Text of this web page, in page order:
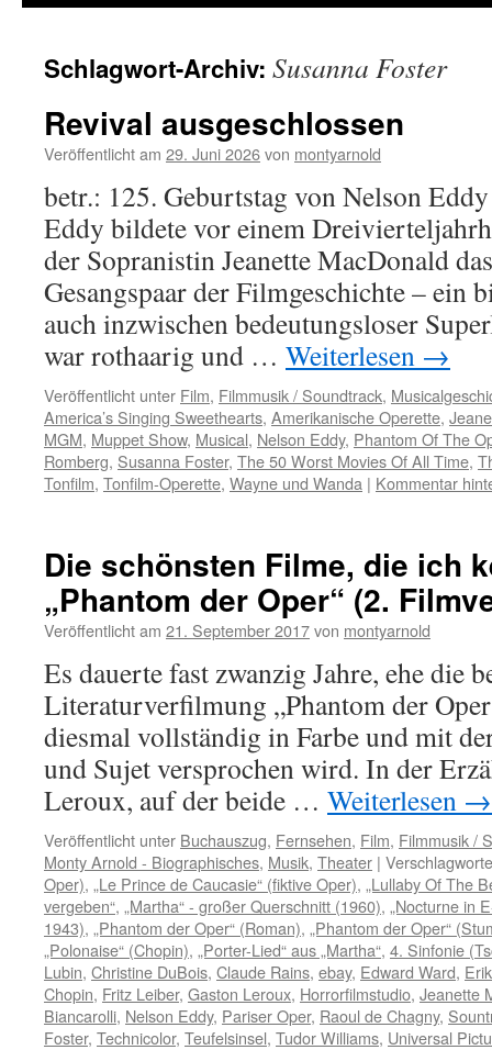
Schlagwort-Archiv: Susanna Foster
Revival ausgeschlossen
Veröffentlicht am 29. Juni 2026von montyarnold
betr.: 125. Geburtstag von Nelson
Eddy bildete vor einem
der Sopranistin Jeanette MacDonald
Gesangspaar der Filmgeschichte – ein
auch inzwischen bedeutungsloser
war rothaarig und … Weiterlesen →
Veröffentlicht unter Film, Filmmusik / Soundtrack,
America’s Singing Sweethearts, Amerikanische Operette,
MGM, Muppet Show, Musical, Nelson Eddy, Phantom Of The
Romberg, Susanna Foster, The 50 Worst Movies Of All Time,
Tonfilm, Tonfilm-Operette, Wayne und Wanda | Kommentar
Die schönsten Filme, die ich
„Phantom der Oper“ (2.
Veröffentlicht am 21. September 2017von montyarnold
Es dauerte fast zwanzig Jahre, ehe die
Literaturverfilmung „Phantom der
diesmal vollständig in Farbe und mit
und Sujet versprochen wird. In der
Leroux, auf der beide … Weiterlesen →
Veröffentlicht unter Buchauszug, Fernsehen, Film, Filmmusik /
Monty Arnold - Biographisches, Musik, Theater |
Oper), „Le Prince de Caucasie“ (fiktive Oper), „Lullaby Of The
vergeben“, „Martha“ - großer Querschnitt (1960), „Nocturne in
1943), „Phantom der Oper“ (Roman), „Phantom der Oper“
„Polonaise“ (Chopin), „Porter-Lied“ aus „Martha“, 4. Sinfonie
Lubin, Christine DuBois, Claude Rains, ebay, Edward Ward,
Chopin, Fritz Leiber, Gaston Leroux, Horrorfilmstudio, Jeanette
Biancarolli, Nelson Eddy, Pariser Oper, Raoul de Chagny,
Foster, Technicolor, Teufelsinsel, Tudor Williams, Universal